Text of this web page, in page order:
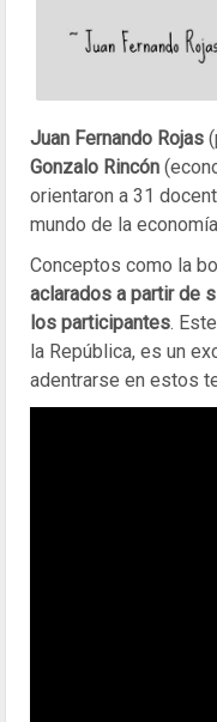
Juan Fernando Rojas
Gonzalo Rincón
orientaron a 31
mundo de la
Conceptos como la
aclarados a partir de
los participantes.
la República, es un
adentrarse en estos